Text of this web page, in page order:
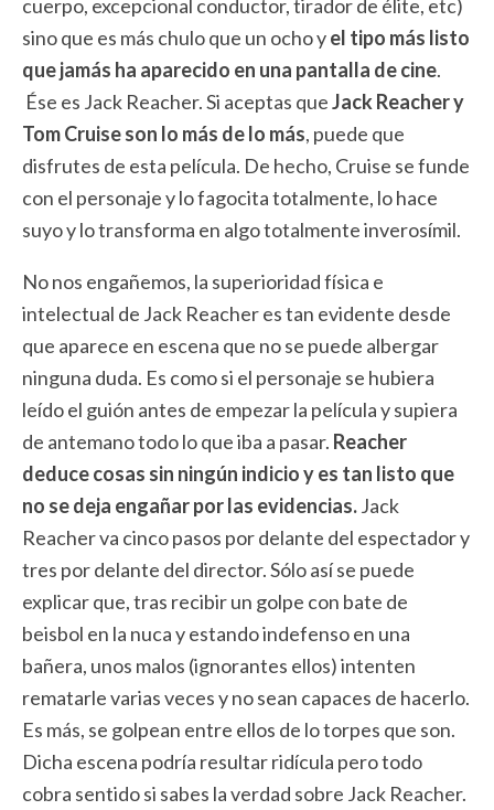
cuerpo, excepcional conductor, tirador de élite, etc)
sino que es más chulo que un ocho yel tipo más listo
que jamás ha aparecido en una pantalla de cine.
Ése es Jack Reacher. Si aceptas queJack Reacher y
Tom Cruise son lo más de lo más, puede que
disfrutes de esta película. De hecho, Cruise se funde
con el personaje y lo fagocita totalmente, lo hace
suyo y lo transforma en algo totalmente inverosímil.
No nos engañemos, la superioridad física e
intelectual de Jack Reacher es tan evidente desde
que aparece en escena que no se puede albergar
ninguna duda. Es como si el personaje se hubiera
leído el guión antes de empezar la película y supiera
de antemano todo lo que iba a pasar. Reacher
deduce cosas sin ningún indicio y es tan listo que
no se deja engañar por las evidencias.Jack
Reacher va cinco pasos por delante del espectador y
tres por delante del director. Sólo así se puede
explicar que, tras recibir un golpe con bate de
beisbol en la nuca y estando indefenso en una
bañera, unos malos (ignorantes ellos) intenten
rematarle varias veces y no sean capaces de hacerlo.
Es más, se golpean entre ellos de lo torpes que son.
Dicha escena podría resultar ridícula pero todo
cobra sentido si sabes la verdad sobre Jack Reacher.